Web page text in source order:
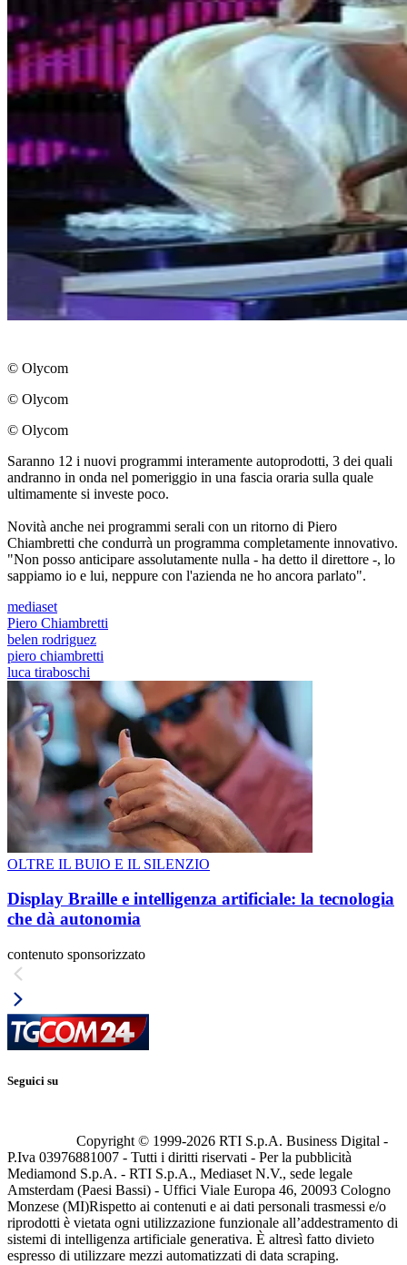
© Olycom
© Olycom
© Olycom
Saranno 12 i nuovi programmi interamente autoprodotti, 3 dei quali
andranno in onda nel pomeriggio in una fascia oraria sulla quale
ultimamente si investe poco.
Novità anche nei programmi serali con un ritorno di Piero
Chiambretti che condurrà un programma completamente innovativo.
"Non posso anticipare assolutamente nulla - ha detto il direttore -, lo
sappiamo io e lui, neppure con l'azienda ne ho ancora parlato".
mediaset
Piero Chiambretti
belen rodriguez
piero chiambretti
luca tiraboschi
OLTRE IL BUIO E IL SILENZIO
Display Braille e intelligenza artificiale: la tecnologia
che dà autonomia
contenuto sponsorizzato
Seguici su
Copyright © 1999-2026 RTI S.p.A. Business Digital -
P.Iva 03976881007 - Tutti i diritti riservati - Per la pubblicità
Mediamond S.p.A. - RTI S.p.A., Mediaset N.V., sede legale
Amsterdam (Paesi Bassi) - Uffici Viale Europa 46, 20093 Cologno
Monzese (MI)Rispetto ai contenuti e ai dati personali trasmessi e/o
riprodotti è vietata ogni utilizzazione funzionale all’addestramento di
sistemi di intelligenza artificiale generativa. È altresì fatto divieto
espresso di utilizzare mezzi automatizzati di data scraping.